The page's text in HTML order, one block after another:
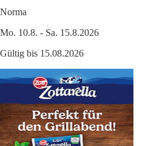
Norma
Mo. 10.8. - Sa. 15.8.2026
Gültig bis 15.08.2026